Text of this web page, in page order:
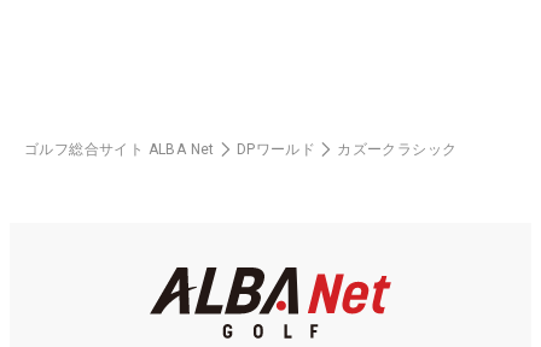
ゴルフ総合サイト ALBA Net DPワールド カズークラシック